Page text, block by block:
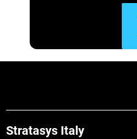
Stratasys Italy